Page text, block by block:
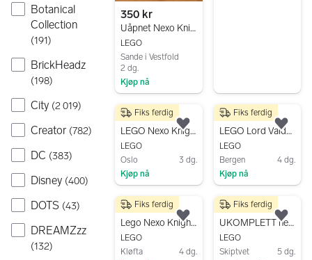
Botanical
Collection
(191)
BrickHeadz
(198)
City (2 019)
Creator (782)
DC (383)
Disney (400)
DOTS (43)
DREAMZzz
(132)
350 kr
Uåpnet Nexo Knights 70313
LEGO
Sande i Vestfold
2 dg.
Kjøp nå
499 kr
LEGO Nexo Knights borg / 70317
LEGO
Oslo
3 dg.
Kjøp nå
Fiks ferdig
Legg til som favoritt.
80 kr
LEGO Lord Valdek Knights Kingdom figur med skjold rød
LEGO
Bergen
4 dg.
Kjøp nå
Fiks ferdig
250 kr
Lego Nexo Knights 70314 - Beistmesters kaosstridsvogn
LEGO
Kløfta
4 dg.
Fiks ferdig
Legg til som favoritt.
100 kr
UKOMPLETT nexo knights 70333 + 70332
LEGO
Skiptvet
5 dg.
Fiks ferdig